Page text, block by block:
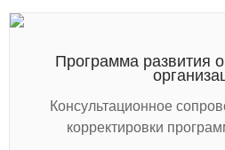
Программа развития
Консультационное
корректировки